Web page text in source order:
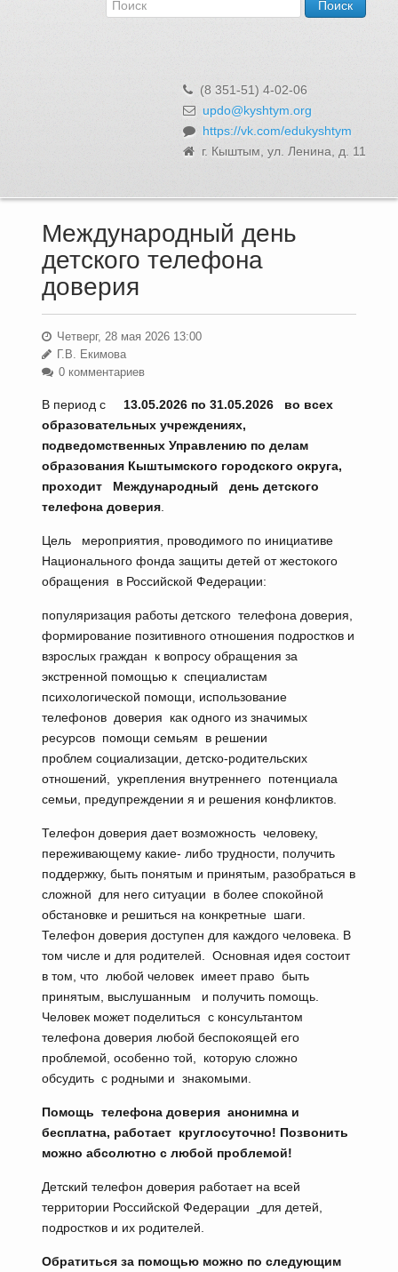
(8 351-51) 4-02-06
updo@kyshtym.org
https://vk.com/edukyshtym
г. Кыштым, ул. Ленина, д. 11
Об Управлении
Муниципальная служба и вакансии
Информационные системы, реестры и банки данных
Закупки для муниципальных нужд
Использование бюджетных средств
Международный день
детского телефона
доверия
Четверг, 28 мая 2026 13:00
Г.В. Екимова
0 комментариев
В период с 13.05.2026 по 31.05.2026во всех
образовательных учреждениях,
подведомственных Управлению по делам
образованияКыштымского городского округа,
проходит
Международный день детского
телефона доверия.
Цель мероприятия, проводимого по инициативе
Национального фонда защиты детей от жестокого
обращения в Российской Федерации:
популяризация работы детского телефона доверия,
формирование позитивного отношения подростков и
взрослых граждан к вопросу обращения за
экстренной помощью к специалистам
психологической помощи, использование
телефонов доверия как одного из значимых
ресурсов помощи семьям в решении
проблем социализации, детско-родительских
отношений, укрепления внутреннего потенциала
семьи, предупреждении я и решения конфликтов.
Телефон доверия дает возможность человеку,
переживающему какие- либо трудности, получить
поддержку, быть понятым и принятым, разобраться в
сложной для него ситуации в более спокойной
обстановке и решиться на конкретные шаги.
Телефон доверия доступен для каждого человека. В
том числе и для родителей. Основная идея состоит
в том, что любой человек имеет право быть
принятым, выслушанным и получить помощь.
Человек может поделиться с консультантом
телефона доверия любой беспокоящей его
проблемой, особенно той, которую сложно
обсудить с родными и знакомыми.
Помощь телефонадоверия анонимна и
бесплатна, работает круглосуточно! Позвонить
можно абсолютно с любой проблемой!
Детский телефон доверия работает на всей
территории Российской Федерации
для детей,
подростков и их родителей.
Обратиться за помощью можно по следующим